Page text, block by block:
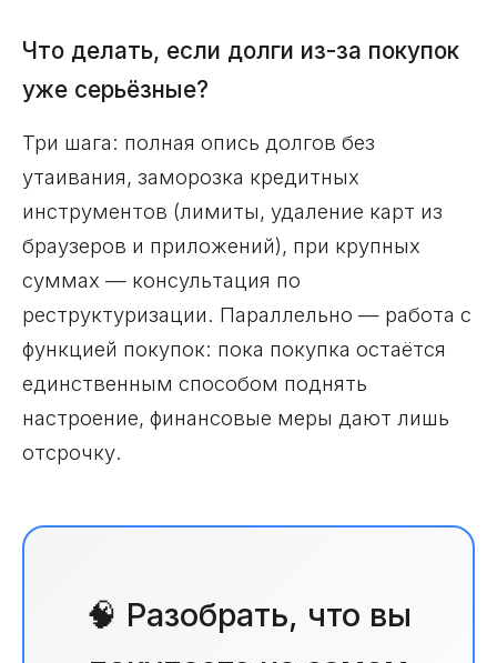
Что делать, если долги из-за покупок
уже серьёзные?
Три шага: полная опись долгов без
утаивания, заморозка кредитных
инструментов (лимиты, удаление карт из
браузеров и приложений), при крупных
суммах — консультация по
реструктуризации. Параллельно — работа с
функцией покупок: пока покупка остаётся
единственным способом поднять
настроение, финансовые меры дают лишь
отсрочку.
🧠 Разобрать, что вы